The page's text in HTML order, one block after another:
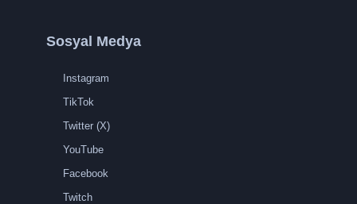
Sosyal Medya
Instagram
TikTok
Twitter (X)
YouTube
Facebook
Twitch